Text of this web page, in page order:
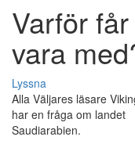
Varför
vara
Lyssna
Alla Väljares läsare
har en fråga om landet
Saudiarabien.